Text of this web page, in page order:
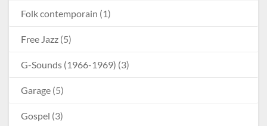
Folk contemporain (1)
Free Jazz (5)
G-Sounds (1966-1969) (3)
Garage (5)
Gospel (3)